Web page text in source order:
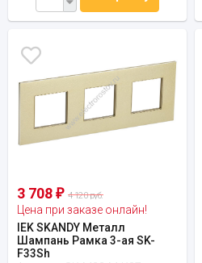
3 708 ₽ 4 120 руб.
Цена при заказе онлайн!
IEK SKANDY Металл
Шампань Рамка 3-ая SK-
F33Sh